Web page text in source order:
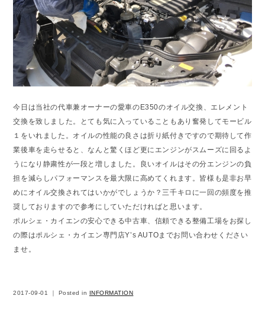
今日は当社の代車兼オーナーの愛車のE350のオイル交換、エレメント
交換を致しました。とても気に入っていることもあり奮発してモービル
１をいれました。オイルの性能の良さは折り紙付きですので期待して作
業後車を走らせると、なんと驚くほど更にエンジンがスムーズに回るよ
うになり静粛性が一段と増しました。良いオイルはその分エンジンの負
担を減らしパフォーマンスを最大限に高めてくれます。皆様も是非お早
めにオイル交換されてはいかがでしょうか？三千キロに一回の頻度を推
奨しておりますので参考にしていただければと思います。
ポルシェ・カイエンの安心できる中古車、信頼できる整備工場をお探し
の際はポルシェ・カイエン専門店Y’s AUTOまでお問い合わせください
ませ。
2017-09-01 ｜ Posted in INFORMATION